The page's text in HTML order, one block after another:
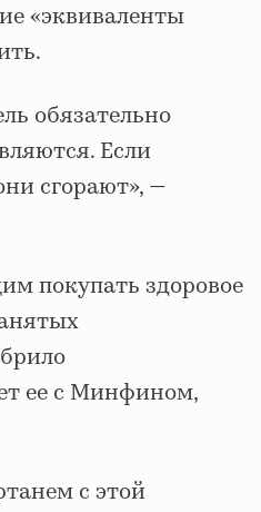
«эквиваленты
обязательно
Если
сгорают», —
покупать здоровое
ее с Минфином,
с этой